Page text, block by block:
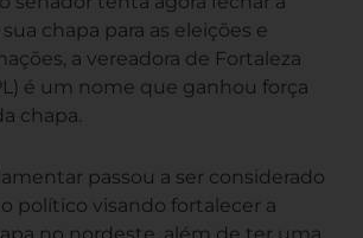
chapa para as eleições e
a vereadora de Fortaleza
é um nome que ganhou força
chapa.
passou a ser considerado
político visando fortalecer a